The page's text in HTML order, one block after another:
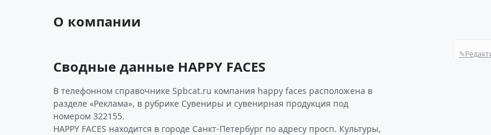
О компании
✎
Сводные данные HAPPY FACES
В телефонном справочнике Spbcat.ru компания happy faces расположена в
разделе «Реклама», в рубрике Сувениры и сувенирная продукция под
номером 322155.
HAPPY FACES находится в городе Санкт-Петербург по адресу просп. Культуры,